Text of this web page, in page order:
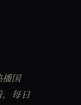
播国
，每日